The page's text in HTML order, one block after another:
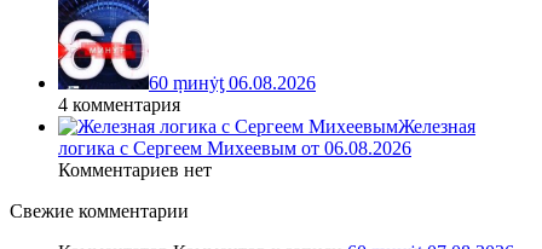
60 ṃинẏƫ 06.08.2026
4 комментария
Железная
логика с Сергеем Михеевым от 06.08.2026
Комментариев нет
Свежие комментарии